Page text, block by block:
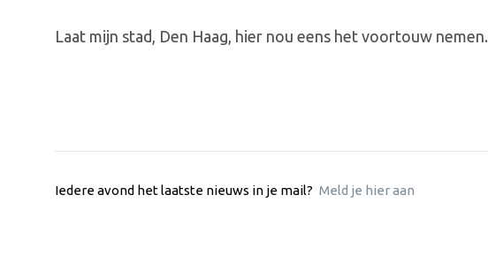
Laat mijn stad, Den Haag, hier nou eens het voortouw nemen.
Iedere avond het laatste nieuws in je mail? Meld je hier aan